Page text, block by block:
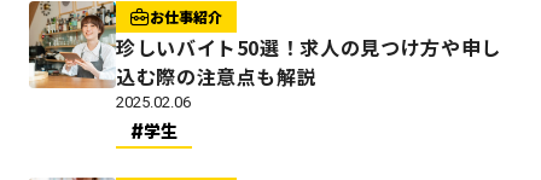
お仕事紹介
珍しいバイト50選！求人の見つけ方や申し
込む際の注意点も解説
2025.02.06
学生